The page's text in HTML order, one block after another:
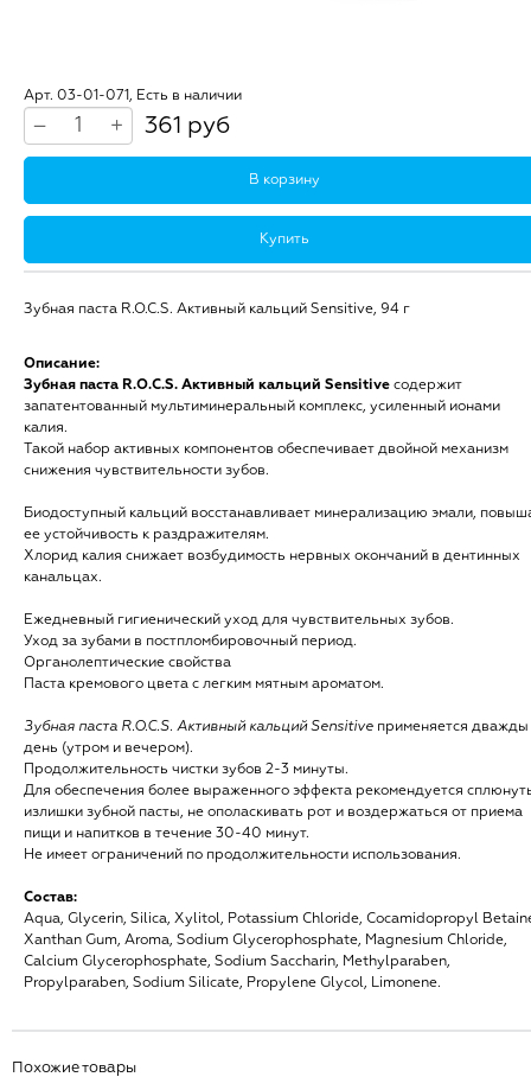
Арт. 03-01-071, Есть в наличии
– + 361 руб
В корзину
Купить
Зубная паста R.O.C.S. Активный кальций Sensitive, 94 г
Описание:
Зубная паста R.O.C.S. Активный кальций Sensitive содержит
запатентованный мультиминеральный комплекс, усиленный ионами
калия.
Такой набор активных компонентов обеспечивает двойной механизм
снижения чувствительности зубов.
Биодоступный кальций восстанавливает минерализацию эмали,
ее устойчивость к раздражителям.
Хлорид калия снижает возбудимость нервных окончаний в дентинных
канальцах.
Ежедневный гигиенический уход для чувствительных зубов.
Уход за зубами в постпломбировочный период.
Органолептические свойства
Паста кремового цвета с легким мятным ароматом.
Зубная паста R.O.C.S. Активный кальций Sensitive применяется дважды
день (утром и вечером).
Продолжительность чистки зубов 2-3 минуты.
Для обеспечения более выраженного эффекта рекомендуется
излишки зубной пасты, не ополаскивать рот и воздержаться от приема
пищи и напитков в течение 30-40 минут.
Не имеет ограничений по продолжительности использования.
Состав:
Aqua, Glycerin, Silica, Xylitol, Potassium Chloride, Cocamidopropyl
Xanthan Gum, Aroma, Sodium Glycerophosphate, Magnesium Chloride,
Calcium Glycerophosphate, Sodium Saccharin, Methylparaben,
Propylparaben, Sodium Silicate, Propylene Glycol, Limonene.
Похожие товары